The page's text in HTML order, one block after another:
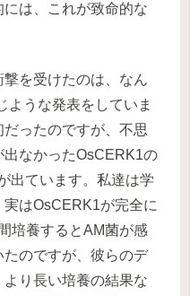
は、これが致命的な
を受けたのは、なん
ような発表をしていま
ったのですが、不思
なかったOsCERK1の
出ています。私達は学
はOsCERK1が完全に
培養するとAM菌が感
のですが、彼らのデ
り長い培養の結果な